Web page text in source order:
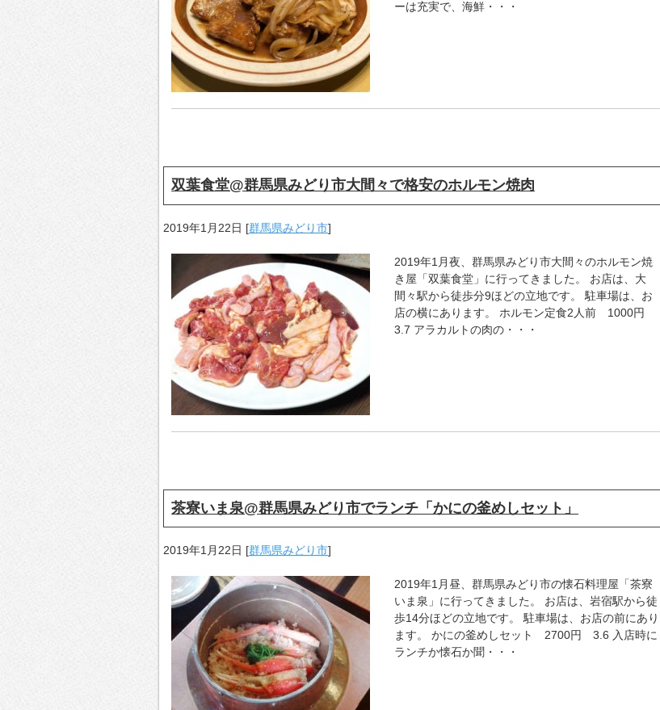
ーは充実で、海鮮・・・
双葉食堂@群馬県みどり市大間々で格安のホルモン焼肉
2019年1月22日 [群馬県みどり市]
2019年1月夜、群馬県みどり市大間々のホルモン焼
き屋「双葉食堂」に行ってきました。 お店は、大
間々駅から徒歩分9ほどの立地です。 駐車場は、お
店の横にあります。 ホルモン定食2人前 1000円
3.7 アラカルトの肉の・・・
茶寮いま泉@群馬県みどり市でランチ「かにの釜めしセット」
2019年1月22日 [群馬県みどり市]
2019年1月昼、群馬県みどり市の懐石料理屋「茶寮
いま泉」に行ってきました。 お店は、岩宿駅から徒
歩14分ほどの立地です。 駐車場は、お店の前にあり
ます。 かにの釜めしセット 2700円 3.6 入店時に
ランチか懐石か聞・・・